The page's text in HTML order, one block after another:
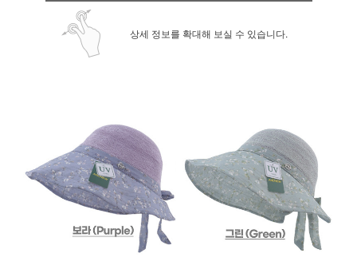
상세 정보를 확대해 보실 수 있습니다.